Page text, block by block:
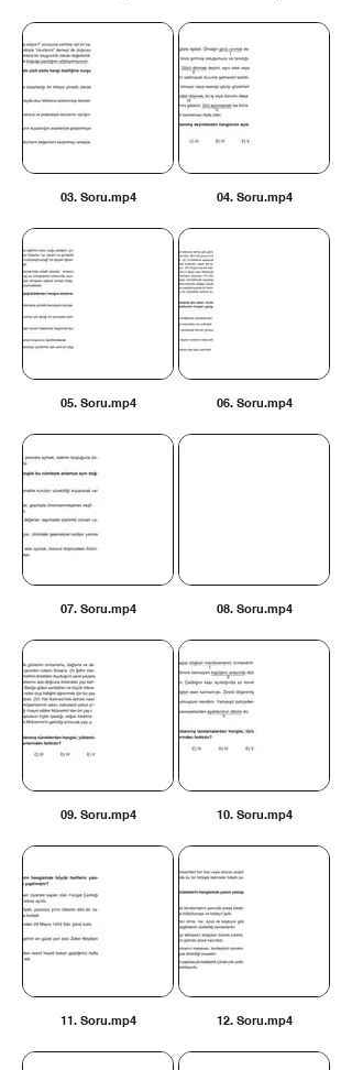
03. Soru.mp4 04. Soru.mp4
05. Soru.mp4 06. Soru.mp4
07. Soru.mp4 08. Soru.mp4
09. Soru.mp4 10. Soru.mp4
11. Soru.mp4 12. Soru.mp4